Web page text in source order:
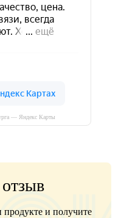
— Яндекс Карты
продукте и получите